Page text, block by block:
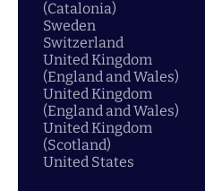
(Catalonia)
Sweden
Switzerland
United Kingdom
(England and Wales)
United Kingdom
(England and Wales)
United Kingdom
(Scotland)
United States